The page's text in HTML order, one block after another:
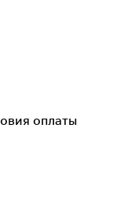
оплаты